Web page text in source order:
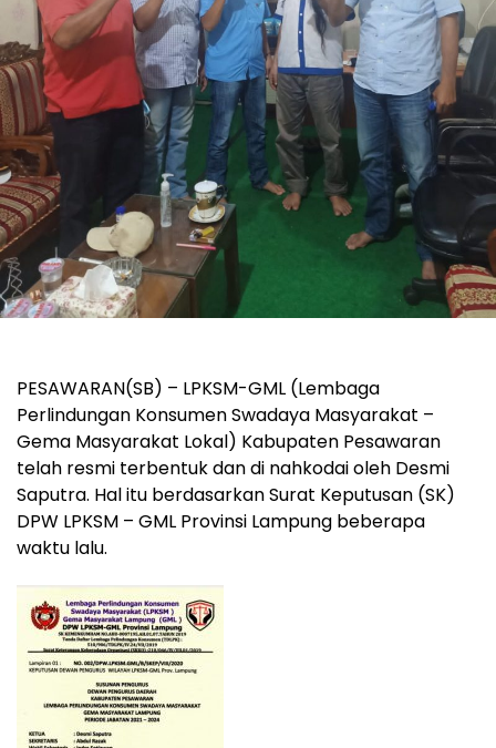
PESAWARAN(SB) – LPKSM-GML (Lembaga
Perlindungan Konsumen Swadaya Masyarakat –
Gema Masyarakat Lokal) Kabupaten Pesawaran
telah resmi terbentuk dan di nahkodai oleh Desmi
Saputra. Hal itu berdasarkan Surat Keputusan (SK)
DPW LPKSM – GML Provinsi Lampung beberapa
waktu lalu.